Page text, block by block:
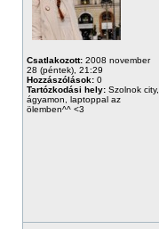
Csatlakozott: 2008 november
28 (péntek), 21:29
Hozzászólások: 0
Tartózkodási hely: Szolnok city,
ágyamon, laptoppal az
ölemben^^ <3